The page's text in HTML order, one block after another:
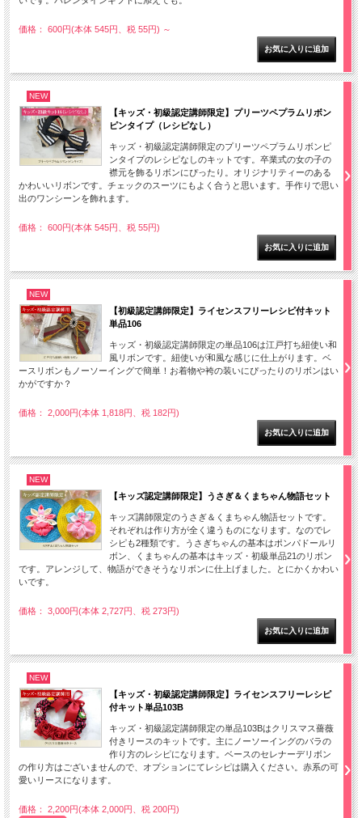
価格： 600円(本体 545円、税 55円) ～
NEW
【キッズ・初級認定講師限定】プリーツペプラムリボン
ピンタイプ（レシピなし）
キッズ・初級認定講師限定のプリーツペプラムリボンピ
ンタイプのレシピなしのキットです。卒業式の女の子の
襟元を飾るリボンにぴったり。オリジナリティーのある
かわいいリボンです。チェックのスーツにもよく合うと思います。手作りで思い
出のワンシーンを飾れます。
価格： 600円(本体 545円、税 55円)
NEW
【初級認定講師限定】ライセンスフリーレシピ付キット
単品106
キッズ・初級認定講師限定の単品106は江戸打ち紐使い和
風リボンです。紐使いが和風な感じに仕上がります。ベ
ースリボンもノーソーイングで簡単！お着物や袴の装いにぴったりのリボンはい
かがですか？
価格： 2,000円(本体 1,818円、税 182円)
NEW
【キッズ認定講師限定】うさぎ＆くまちゃん物語セット
キッズ講師限定のうさぎ＆くまちゃん物語セットです。
それぞれは作り方が全く違うものになります。なのでレ
シピも2種類です。うさぎちゃんの基本はポンパドールリ
ボン、くまちゃんの基本はキッズ・初級単品21のリボン
です。アレンジして、物語ができそうなリボンに仕上げました。とにかくかわい
いです。
価格： 3,000円(本体 2,727円、税 273円)
NEW
【キッズ・初級認定講師限定】ライセンスフリーレシピ
付キット単品103B
キッズ・初級認定講師限定の単品103Bはクリスマス薔薇
付きリースのキットです。主にノーソーイングのバラの
作り方のレシピになります。ベースのセレナーデリボン
の作り方はございませんので、オプションにてレシピは購入ください。赤系の可
愛いリースになります。
価格： 2,200円(本体 2,000円、税 200円)